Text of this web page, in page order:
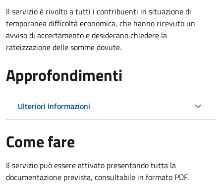
Il servizio è rivolto a tutti i contribuenti in situazione di
temporanea difficoltà economica, che hanno ricevuto un
avviso di accertamento e desiderano chiedere la
rateizzazione delle somme dovute.
Approfondimenti
Ulteriori informazioni
Come fare
Il servizio può essere attivato presentando tutta la
documentazione prevista, consultabile in formato PDF.